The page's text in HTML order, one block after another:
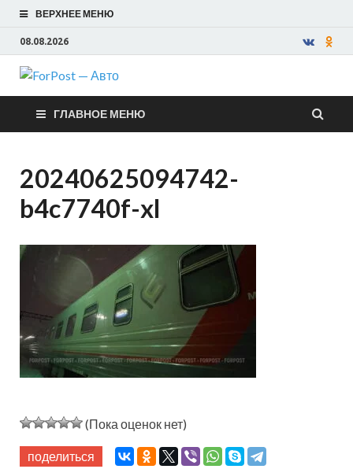
ВЕРХНЕЕ МЕНЮ
08.08.2026
ForPost —
Авто
ГЛАВНОЕ МЕНЮ
20240625094742-
b4c7740f-xl
(Пока оценок нет)
поделиться